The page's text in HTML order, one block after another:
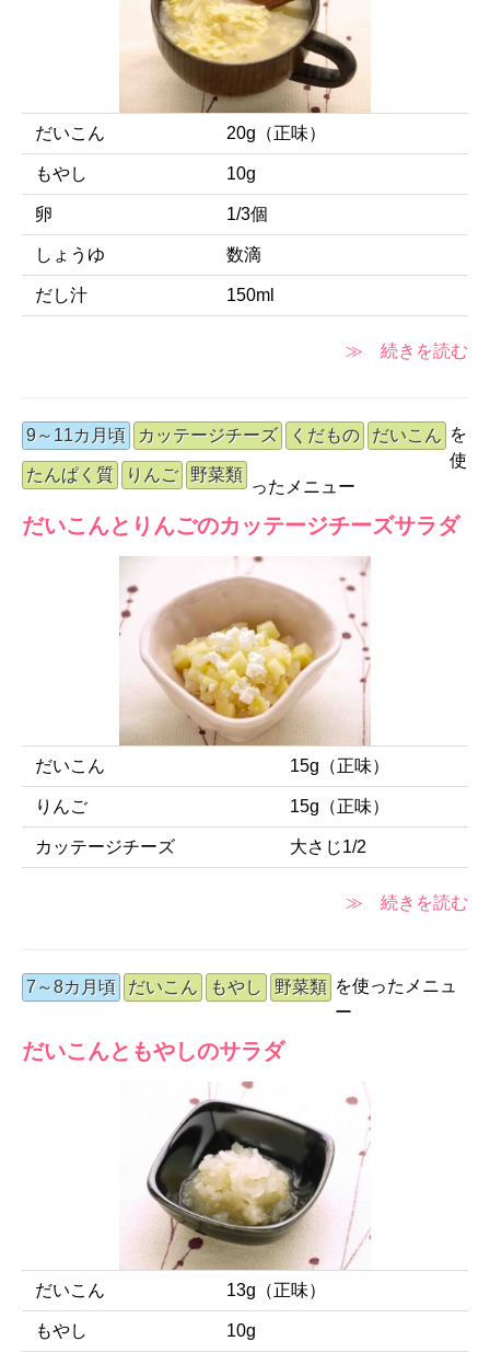
だいこん 20g（正味）
もやし 10g
卵 1/3個
しょうゆ 数滴
だし汁 150ml
≫ 続きを読む
9～11カ月頃 カッテージチーズ くだもの だいこん
たんぱく質 りんご 野菜類
を
使
ったメニュー
だいこんとりんごのカッテージチーズサラダ
だいこん 15g（正味）
りんご 15g（正味）
カッテージチーズ 大さじ1/2
≫ 続きを読む
7～8カ月頃 だいこん もやし 野菜類 を使ったメニュ
ー
だいこんともやしのサラダ
だいこん 13g（正味）
もやし 10g